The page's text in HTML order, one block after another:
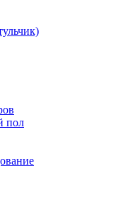
пол